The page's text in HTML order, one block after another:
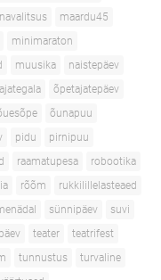
maardu45
minimaraton
muusika
naistepäev
õpetajatepäev
õunapuu
pidu
pirnipuu
raamatupesa
robootika
rõõm
rukkilillelasteaed
sünnipäev
suvi
teater
teatrifest
tunnustus
turvaline